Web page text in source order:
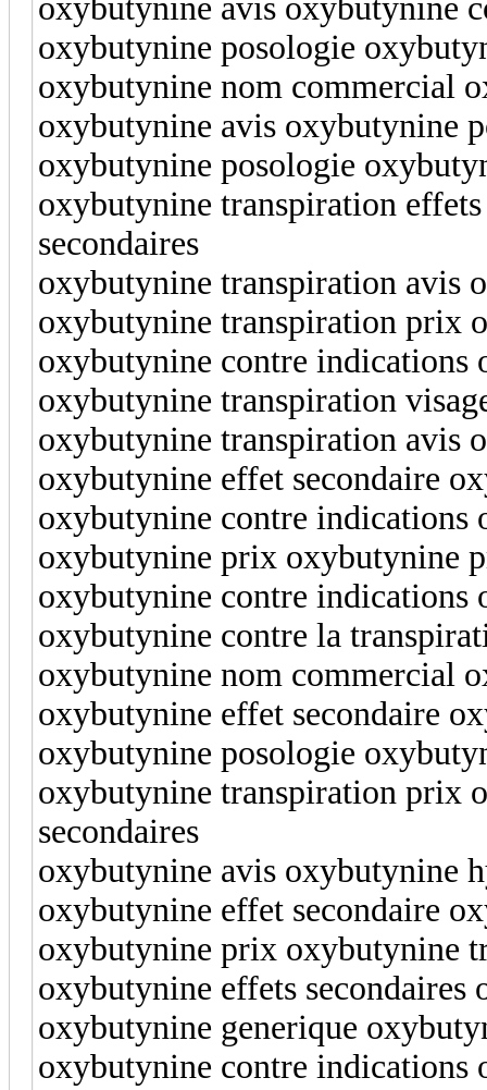
oxybutynine avis oxybutynine
oxybutynine posologie
oxybutynine nom commercial
oxybutynine avis oxybutynine
oxybutynine posologie
oxybutynine transpiration
secondaires
oxybutynine transpiration avis
oxybutynine transpiration prix
oxybutynine contre indications
oxybutynine transpiration
oxybutynine transpiration avis
oxybutynine effet secondaire
oxybutynine contre indications
oxybutynine prix oxybutynine
oxybutynine contre indications
oxybutynine contre la
oxybutynine nom commercial
oxybutynine effet secondaire
oxybutynine posologie
oxybutynine transpiration prix
secondaires
oxybutynine avis oxybutynine
oxybutynine effet secondaire
oxybutynine prix oxybutynine
oxybutynine effets
oxybutynine generique
oxybutynine contre indications